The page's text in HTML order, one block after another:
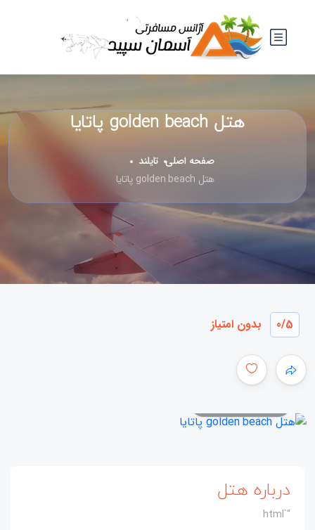
هتل golden beach پاتایا
صفحه اصلی تایلند
هتل golden beach پاتایا
0/5 بدون امتیاز
درباره هتل
“`html